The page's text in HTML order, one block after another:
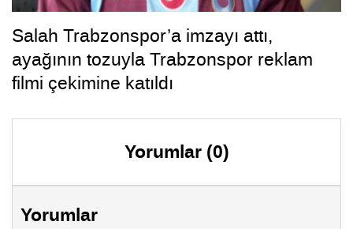
Salah Trabzonspor’a imzayı attı,
ayağının tozuyla Trabzonspor reklam
filmi çekimine katıldı
Yorumlar (0)
Yorumlar